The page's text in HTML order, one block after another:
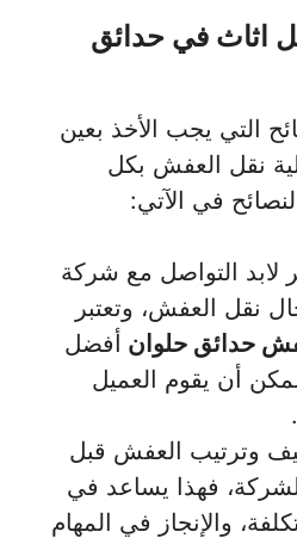
اثاث في حدائق
التي يجب الأخذ بعين
نقل العفش بكل
في الآتي:
لابد التواصل مع شركة
نقل العفش، وتعتبر
حدائق حلوان أفضل
أن يقوم العميل
وترتيب العفش قبل
فهذا يساعد في
والإنجاز في المهام